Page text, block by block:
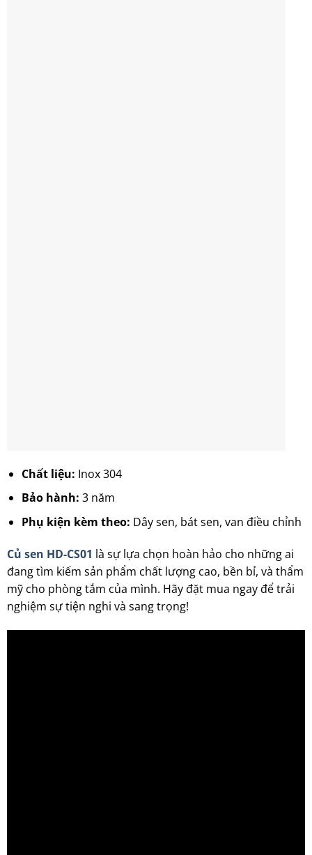
Chất liệu: Inox 304
Bảo hành: 3 năm
Phụ kiện kèm theo: Dây sen, bát sen, van điều chỉnh
Củ sen HD-CS01 là sự lựa chọn hoàn hảo cho những ai
đang tìm kiếm sản phẩm chất lượng cao, bền bỉ, và thẩm
mỹ cho phòng tắm của mình. Hãy đặt mua ngay để trải
nghiệm sự tiện nghi và sang trọng!